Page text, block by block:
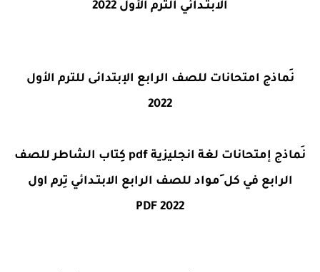
الابتـدائي الترم الأول 2022
نَماذج امتحانات للصف الرابع الإبتدائى للترم الأول
2022
نَماذج إمتحانات لغة انجليزية pdf كِتاب الشاطر للصف
الرابع في كل َمواد للصف الرابع الابتـدائي تِرم اول
2022 PDF